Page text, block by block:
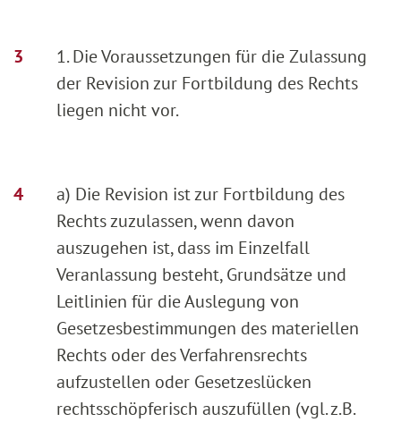
1. Die Voraussetzungen für die Zulassung
der Revision zur Fortbildung des Rechts
liegen nicht vor.
a) Die Revision ist zur Fortbildung des
Rechts zuzulassen, wenn davon
auszugehen ist, dass im Einzelfall
Veranlassung besteht, Grundsätze und
Leitlinien für die Auslegung von
Gesetzesbestimmungen des materiellen
Rechts oder des Verfahrensrechts
aufzustellen oder Gesetzeslücken
rechtsschöpferisch auszufüllen (vgl. z.B.